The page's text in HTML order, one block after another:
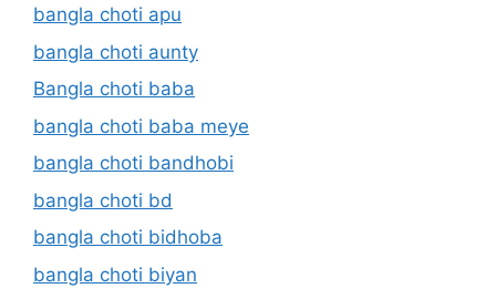
bangla choti apu
bangla choti aunty
Bangla choti baba
bangla choti baba meye
bangla choti bandhobi
bangla choti bd
bangla choti bidhoba
bangla choti biyan